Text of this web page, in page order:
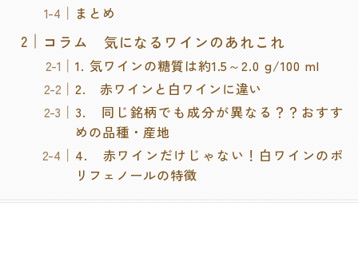
まとめ
コラム 気になるワインのあれこれ
1. 気ワインの糖質は約1.5～2.0 g/100 ml
2. 赤ワインと白ワインに違い
3. 同じ銘柄でも成分が異なる？？おすす
めの品種・産地
4. 赤ワインだけじゃない！白ワインのポ
リフェノールの特徴